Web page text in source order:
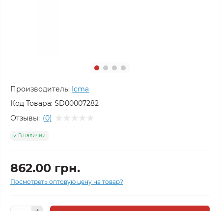
Производитель: Icma
Код Товара: SD00007282
Отзывы: (0)
В наличии
862.00 грн.
Посмотреть оптовую цену на товар?